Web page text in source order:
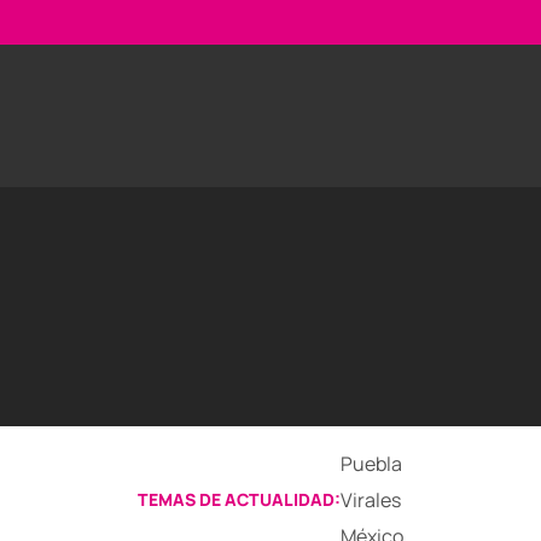
TEMAS DE ACTUALIDAD:
Puebla
Virales
México